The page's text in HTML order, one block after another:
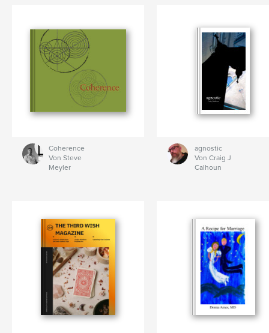
Coherence
Von Steve
Meyler
agnostic
Von Craig J
Calhoun